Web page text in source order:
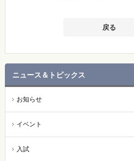
戻る
ニュース＆トピックス
お知らせ
イベント
入試